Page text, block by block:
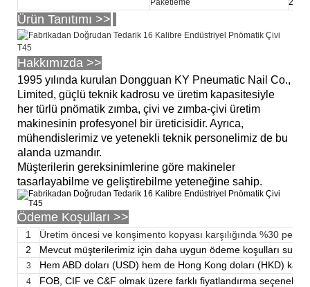
Paketleme
Ürün Tanıtımı >>
Hakkımızda >>
1995 yılında kurulan Dongguan KY Pneumatic Nail Co.,
Limited, güçlü teknik kadrosu ve üretim kapasitesiyle
her türlü pnömatik zımba, çivi ve zımba-çivi üretim
makinesinin profesyonel bir üreticisidir. Ayrıca,
mühendislerimiz ve yetenekli teknik personelimiz de bu
alanda uzmandır.
Müşterilerin gereksinimlerine göre makineler
tasarlayabilme ve geliştirebilme yeteneğine sahip.
Ödeme Koşulları >>
1
Üretim öncesi ve konşimento kopyası karşılığında %30
2
Mevcut müşterilerimiz için daha uygun ödeme koşulları
3 Hem ABD doları (USD) hem de Hong Kong doları (HKD)
4 FOB, CIF ve C&F olmak üzere farklı fiyatlandırma